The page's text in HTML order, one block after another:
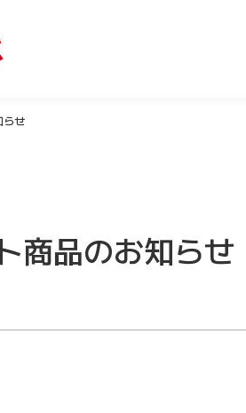
らせ
商品のお知らせ